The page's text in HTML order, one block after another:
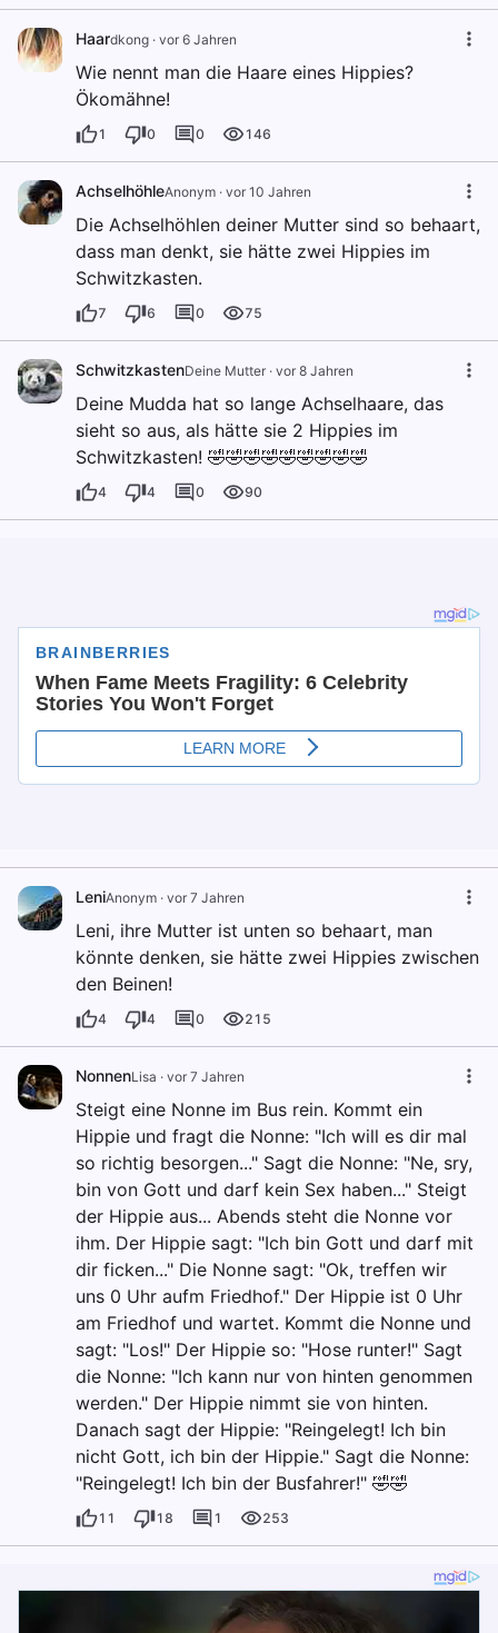
Haardkong · vor 6 Jahren
Wie nennt man die Haare eines Hippies?
Ökomähne!
1 0 0 146
AchselhöhleAnonym · vor 10 Jahren
Die Achselhöhlen deiner Mutter sind so behaart,
dass man denkt, sie hätte zwei Hippies im
Schwitzkasten.
7 6 0 75
SchwitzkastenDeine Mutter · vor 8 Jahren
Deine Mudda hat so lange Achselhaare, das
sieht so aus, als hätte sie 2 Hippies im
Schwitzkasten! 🤣🤣🤣🤣🤣🤣🤣🤣🤣
4 4 0 90
LeniAnonym · vor 7 Jahren
Leni, ihre Mutter ist unten so behaart, man
könnte denken, sie hätte zwei Hippies zwischen
den Beinen!
4 4 0 215
NonnenLisa · vor 7 Jahren
Steigt eine Nonne im Bus rein. Kommt ein
Hippie und fragt die Nonne: "Ich will es dir mal
so richtig besorgen..." Sagt die Nonne: "Ne, sry,
bin von Gott und darf kein Sex haben..." Steigt
der Hippie aus... Abends steht die Nonne vor
ihm. Der Hippie sagt: "Ich bin Gott und darf mit
dir ficken..." Die Nonne sagt: "Ok, treffen wir
uns 0 Uhr aufm Friedhof." Der Hippie ist 0 Uhr
am Friedhof und wartet. Kommt die Nonne und
sagt: "Los!" Der Hippie so: "Hose runter!" Sagt
die Nonne: "Ich kann nur von hinten genommen
werden." Der Hippie nimmt sie von hinten.
Danach sagt der Hippie: "Reingelegt! Ich bin
nicht Gott, ich bin der Hippie." Sagt die Nonne:
"Reingelegt! Ich bin der Busfahrer!" 🤣🤣
11 18 1 253